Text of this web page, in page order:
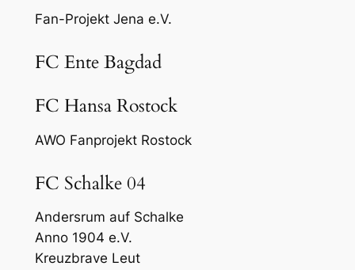
Fan-Projekt Jena e.V.
FC Ente Bagdad
FC Hansa Rostock
AWO Fanprojekt Rostock
FC Schalke 04
Andersrum auf Schalke
Anno 1904 e.V.
Kreuzbrave Leut